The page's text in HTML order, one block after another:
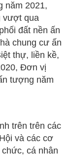
năm 2021,
vượt qua
đất nền ấn
chung cư ấn
thự, liền kề,
Đơn vị
tượng năm
trên trên các
và các cơ
cá nhân